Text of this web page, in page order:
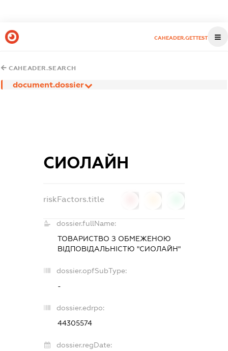
CAHEADER.GETTEST
CAHEADER.SEARCH
document.dossier
СИОЛАЙН
riskFactors.title
dossier.fullName:
ТОВАРИСТВО З ОБМЕЖЕНОЮ
ВІДПОВІДАЛЬНІСТЮ "СИОЛАЙН"
dossier.opfSubType:
-
dossier.edrpo:
44305574
dossier.regDate: